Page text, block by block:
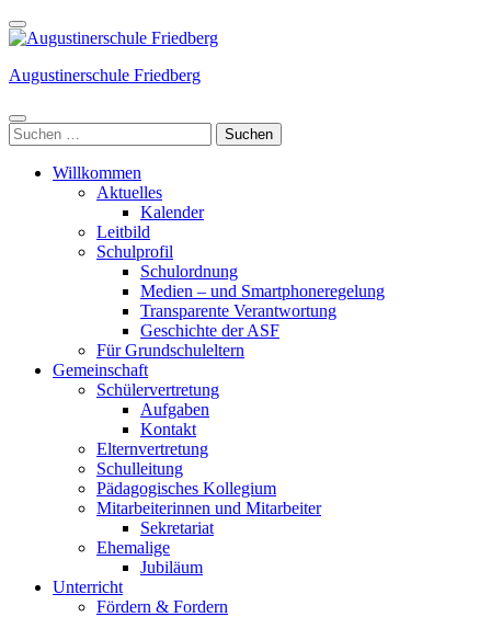
Weiter
zum
(Enter
Augustinerschule Friedberg
Suchen
nach:
Willkommen
Aktuelles
Kalender
Leitbild
Schulprofil
Schulordnung
Medien – und Smartphoneregelung
Transparente Verantwortung
Geschichte der ASF
Für Grundschuleltern
Gemeinschaft
Schülervertretung
Aufgaben
Kontakt
Elternvertretung
Schulleitung
Pädagogisches Kollegium
Mitarbeiterinnen und Mitarbeiter
Sekretariat
Ehemalige
Jubiläum
Unterricht
Fördern & Fordern